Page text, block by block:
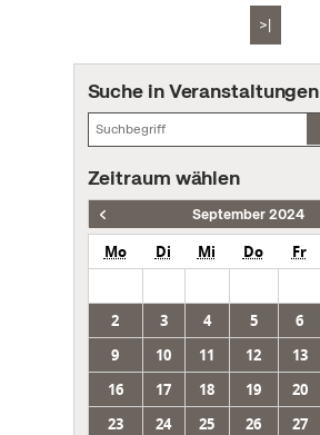
>|
Suche in Veranstaltungen
Zeitraum wählen
September 2024
Mo Di Mi Do Fr
2
3 4 5 6
9
10 11 12 13
16
17 18 19 20
23
24 25 26 27